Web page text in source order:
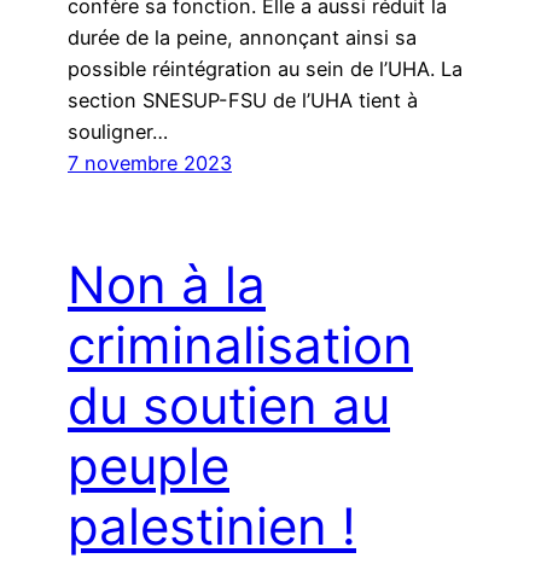
confère sa fonction. Elle a aussi réduit la
durée de la peine, annonçant ainsi sa
possible réintégration au sein de l’UHA. La
section SNESUP-FSU de l’UHA tient à
souligner…
7 novembre 2023
Non à la
criminalisation
du soutien au
peuple
palestinien !